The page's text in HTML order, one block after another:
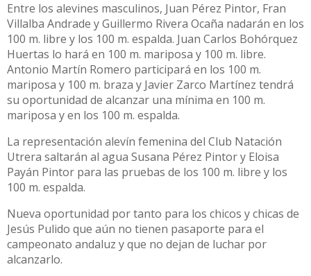
Entre los alevines masculinos, Juan Pérez Pintor, Fran
Villalba Andrade y Guillermo Rivera Ocaña nadarán en los
100 m. libre y los 100 m. espalda. Juan Carlos Bohórquez
Huertas lo hará en 100 m. mariposa y 100 m. libre.
Antonio Martín Romero participará en los 100 m.
mariposa y 100 m. braza y Javier Zarco Martínez tendrá
su oportunidad de alcanzar una mínima en 100 m.
mariposa y en los 100 m. espalda.
La representación alevín femenina del Club Natación
Utrera saltarán al agua Susana Pérez Pintor y Eloisa
Payán Pintor para las pruebas de los 100 m. libre y los
100 m. espalda.
Nueva oportunidad por tanto para los chicos y chicas de
Jesús Pulido que aún no tienen pasaporte para el
campeonato andaluz y que no dejan de luchar por
alcanzarlo.